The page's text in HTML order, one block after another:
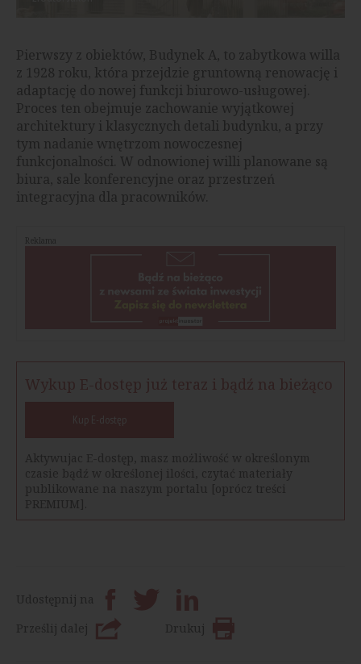
Pierwszy z obiektów, Budynek A, to zabytkowa willa
z 1928 roku, która przejdzie gruntowną renowację i
adaptację do nowej funkcji biurowo-usługowej.
Proces ten obejmuje zachowanie wyjątkowej
architektury i klasycznych detali budynku, a przy
tym nadanie wnętrzom nowoczesnej
funkcjonalności. W odnowionej willi planowane są
biura, sale konferencyjne oraz przestrzeń
integracyjna dla pracowników.
Reklama
Wykup E-dostęp już teraz i bądź na bieżąco
Kup E-dostęp
Aktywujac E-dostęp, masz możliwość w określonym
czasie bądź w określonej ilości, czytać materiały
publikowane na naszym portalu [oprócz treści
PREMIUM].
Udostępnij na
Prześlij dalej
Drukuj